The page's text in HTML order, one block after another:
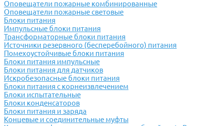
Оповещатели пожарные комбинированные
Оповещатели пожарные световые
Блоки питания
Импульсные блоки питания
Трансформаторные блоки питания
Источники резервного (бесперебойного) питания
Помехоустойчивые блоки питания
Блоки питания импульсные
Блоки питания для датчиков
Искробезопасные блоки питания
Блоки питания с корнеизвлечением
Блоки испытательные
Блоки конденсаторов
Блоки питания и заряда
Концевые и соединительные муфты